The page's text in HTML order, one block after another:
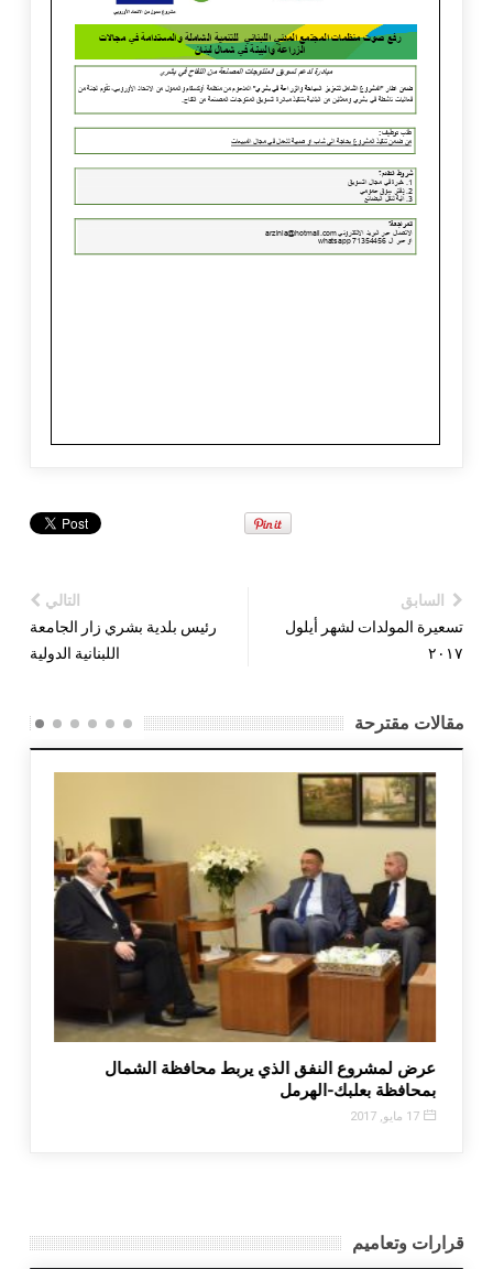
السابق
تسعيرة المولدات لشهر أيلول
٢٠١٧
التالي
رئيس بلدية بشري زار الجامعة
اللبنانية الدولية
مقالات مقترحة
عرض لمشروع النفق
بشري بإخبار بشأن بيع أدوية زراعية مزورة
قرارات وتعاميم